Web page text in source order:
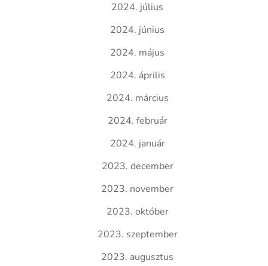
2024. július
2024. június
2024. május
2024. április
2024. március
2024. február
2024. január
2023. december
2023. november
2023. október
2023. szeptember
2023. augusztus